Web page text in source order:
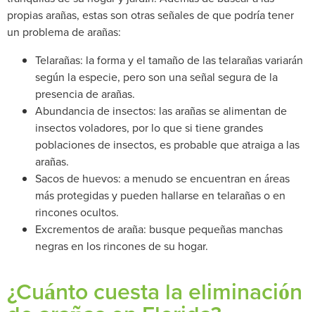
propias arañas, estas son otras señales de que podría tener
un problema de arañas:
Telarañas: la forma y el tamaño de las telarañas variarán
según la especie, pero son una señal segura de la
presencia de arañas.
Abundancia de insectos: las arañas se alimentan de
insectos voladores, por lo que si tiene grandes
poblaciones de insectos, es probable que atraiga a las
arañas.
Sacos de huevos: a menudo se encuentran en áreas
más protegidas y pueden hallarse en telarañas o en
rincones ocultos.
Excrementos de araña: busque pequeñas manchas
negras en los rincones de su hogar.
¿Cuánto cuesta la eliminación